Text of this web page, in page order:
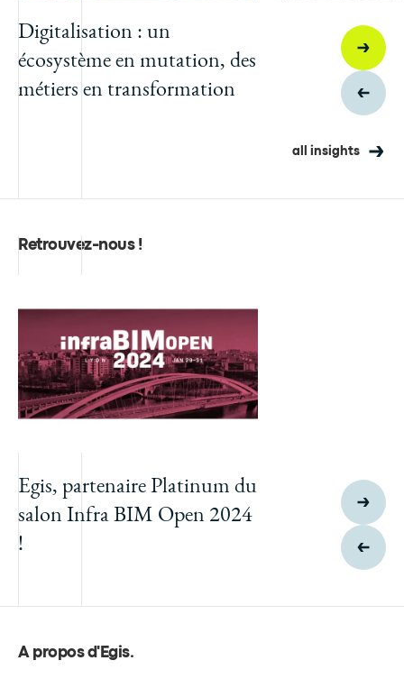
Digitalisation : un
écosystème en mutation, des
métiers en transformation
all insights
Retrouvez-nous !
Egis, partenaire Platinum du
salon Infra BIM Open 2024
!
A propos d'Egis.